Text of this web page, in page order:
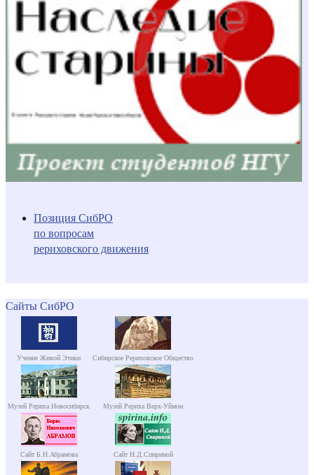
Позиция СибРО
по вопросам
рериховского движения
Сайты СибРО
Учение Живой Этики Сибирское Рериховское Общество
Музей Рериха Новосибирск Музей Рериха Верх-Уймон
Сайт Б.Н.Абрамова Сайт Н.Д.Спириной